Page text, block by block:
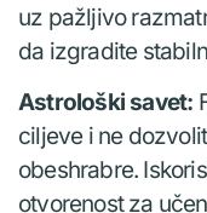
uz pažljivo
da izgradite
Astrološki savet:
ciljeve i ne
obeshrabre.
otvorenost za